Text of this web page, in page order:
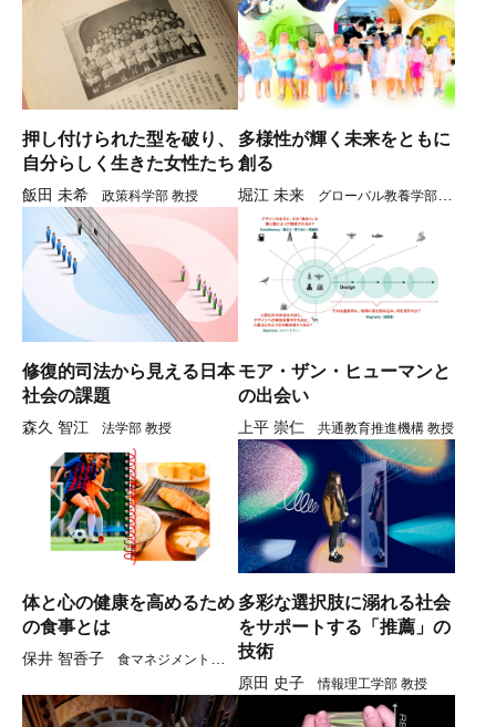
押し付けられた型を破り、
自分らしく生きた女性たち
飯田 未希 政策科学部 教授
多様性が輝く未来をともに
創る
堀江 未来
グローバル教養学部 教
修復的司法から見える日本
社会の課題
森久 智江 法学部 教授
モア・ザン・ヒューマンと
の出会い
上平 崇仁 共通教育推進機構 教授
体と心の健康を高めるため
の食事とは
保井 智香子
食マネジメント学部
多彩な選択肢に溺れる社会
をサポートする「推薦」の
技術
原田 史子 情報理工学部 教授